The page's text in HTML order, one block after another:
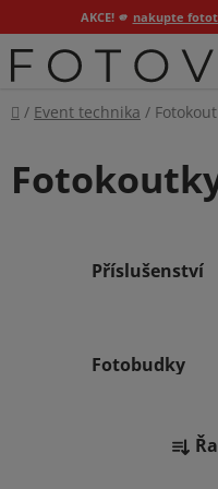
AKCE! 🫵 nakupte
Přejít
na
Domů
/ Event technika /
Příslušenství
Fotobudky
a